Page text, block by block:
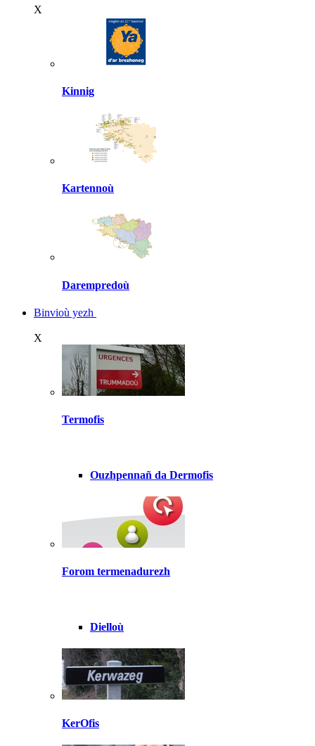
X
Kinnig
Kartennoù
Darempredoù
Binvioù yezh
X
Termofis
Ouzhpennañ da Dermofis
Forom termenadurezh
Dielloù
KerOfis